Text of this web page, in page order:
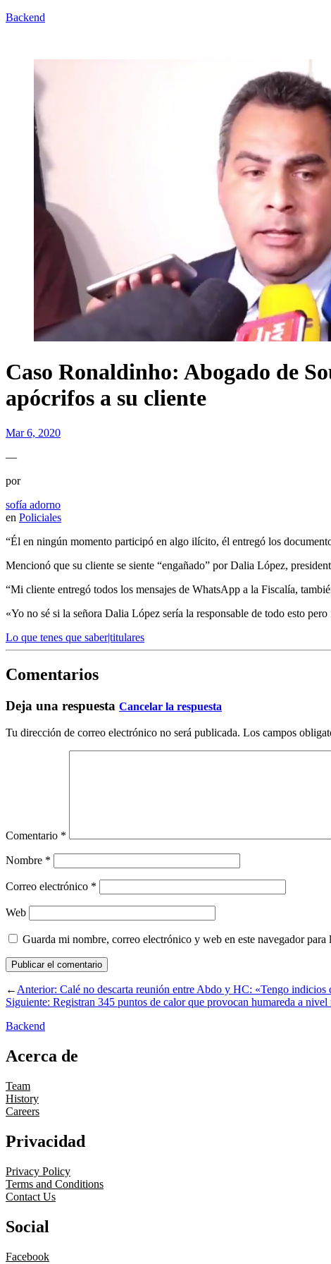
Backend
Caso Ronaldinho: Abogado de
apócrifos a su cliente
Mar 6, 2020
—
por
sofía adorno
en Policiales
“Él en ningún momento participó en algo ilícito, él entregó los
Mencionó que su cliente se siente “engañado” por Dalia López,
“Mi cliente entregó todos los mensajes de WhatsApp a la Fiscalía,
«Yo no sé si la señora Dalia López sería la responsable de todo esto
Lo que tenes que saber|titulares
Comentarios
Deja una respuesta Cancelar la respuesta
Tu dirección de correo electrónico no será publicada. Los campos
Comentario *
Nombre *
Correo electrónico *
Web
Guarda mi nombre, correo electrónico y web en este navegador para
←Anterior: Calé no descarta reunión entre Abdo y HC: «Tengo indicios
Siguiente: Registran 345 puntos de calor que provocan humareda a nivel
Backend
Acerca de
Team
History
Careers
Privacidad
Privacy Policy
Terms and Conditions
Contact Us
Social
Facebook